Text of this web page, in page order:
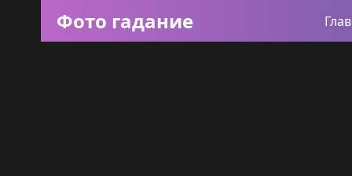
Фото гадание